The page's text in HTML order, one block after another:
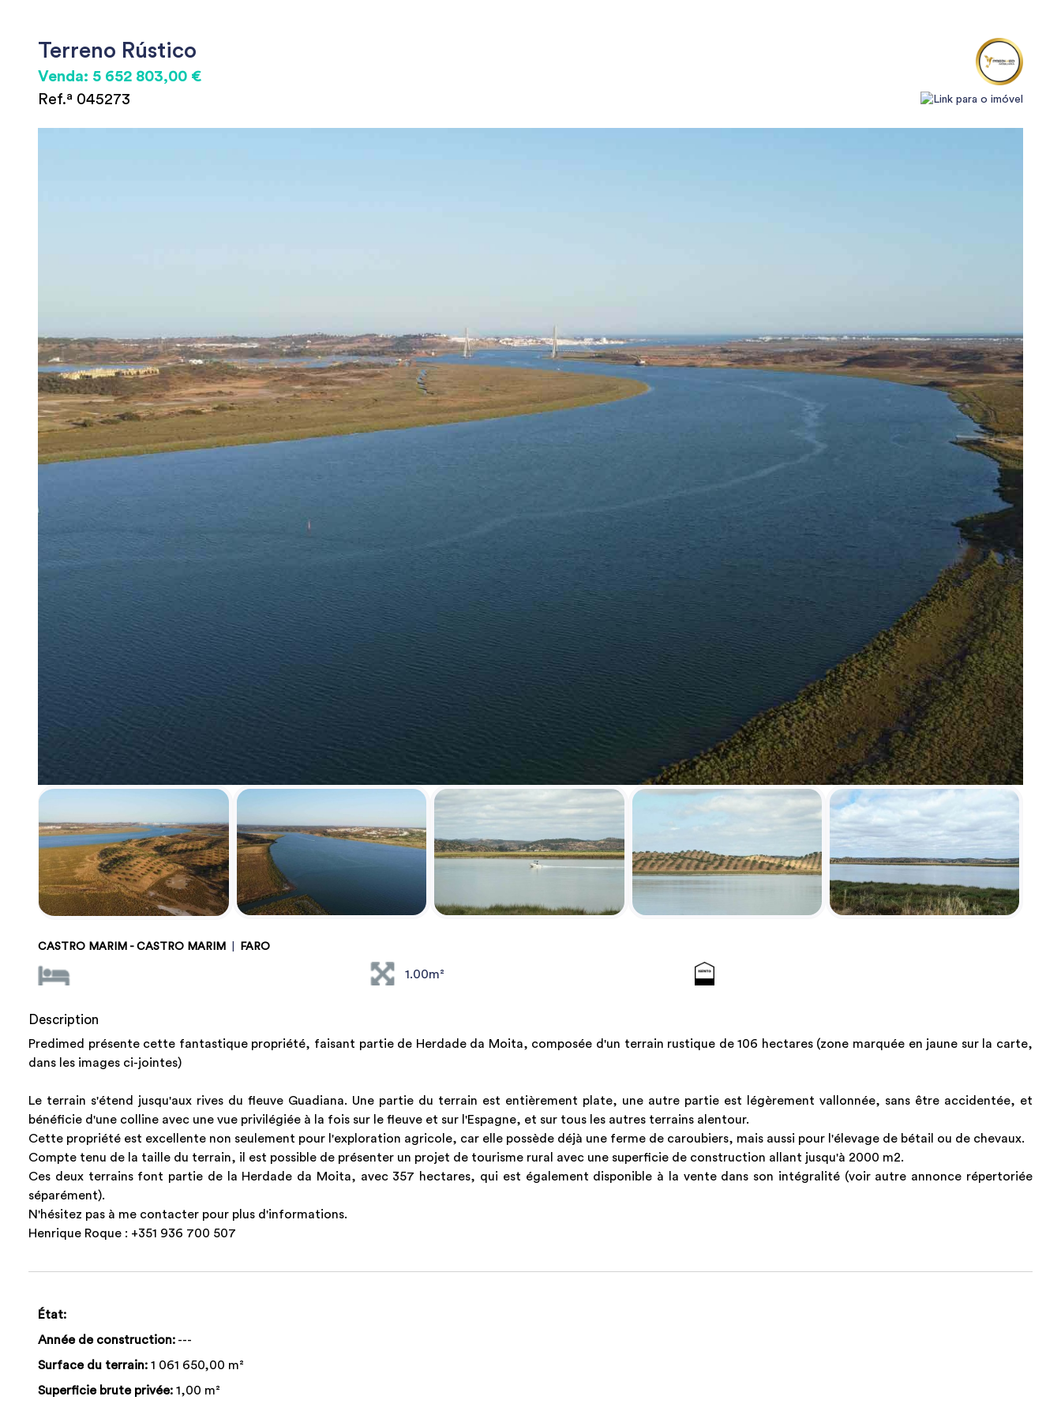
Terreno Rústico
Venda: 5 652 803,00 €
Ref.ª 045273
CASTRO MARIM - CASTRO MARIM FARO
1.00m²
Description
Predimed présente cette fantastique propriété, faisant partie de Herdade da Moita, composée d'un terrain rustique de 106 hectares (zone marquée en jaune sur la carte,
dans les images ci-jointes)
Le terrain s'étend jusqu'aux rives du fleuve Guadiana. Une partie du terrain est entièrement plate, une autre partie est légèrement vallonnée, sans être accidentée, et
bénéficie d'une colline avec une vue privilégiée à la fois sur le fleuve et sur l'Espagne, et sur tous les autres terrains alentour.
Cette propriété est excellente non seulement pour l'exploration agricole, car elle possède déjà une ferme de caroubiers, mais aussi pour l'élevage de bétail ou de chevaux.
Compte tenu de la taille du terrain, il est possible de présenter un projet de tourisme rural avec une superficie de construction allant jusqu'à 2000 m2.
Ces deux terrains font partie de la Herdade da Moita, avec 357 hectares, qui est également disponible à la vente dans son intégralité (voir autre annonce répertoriée
séparément).
N'hésitez pas à me contacter pour plus d'informations.
Henrique Roque : +351 936 700 507
État:
Année de construction: ---
Surface du terrain: 1 061 650,00 m²
Superficie brute privée: 1,00 m²